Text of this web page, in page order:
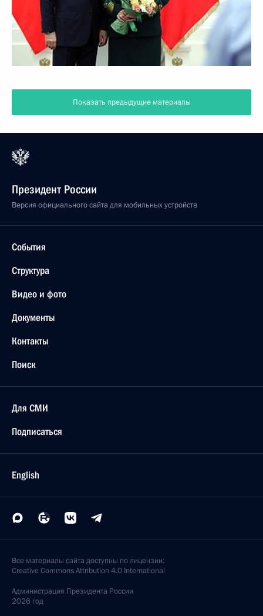
Показать предыдущие материалы
Президент России
Версия официального сайта для мобильных устройств
События
Структура
Видео и фото
Документы
Контакты
Поиск
Для СМИ
Подписаться
English
Все материалы сайта доступны по лицензии:
Creative Commons Attribution 4.0 International
Администрация Президента России
2026 год